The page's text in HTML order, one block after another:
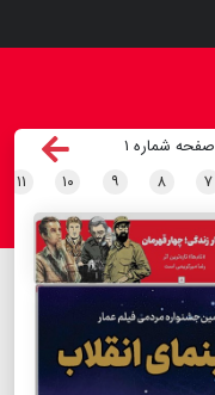
صفحه شماره ۱
۷ ۸ ۹ ۱۰ ۱۱